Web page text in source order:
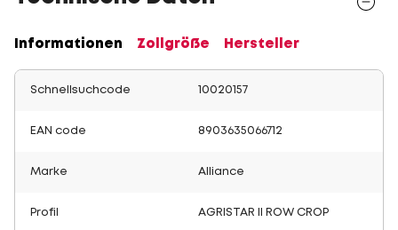
Informationen Zollgröße Hersteller
Schnellsuchcode 10020157
EAN code 8903635066712
Marke Alliance
Profil AGRISTAR II ROW CROP